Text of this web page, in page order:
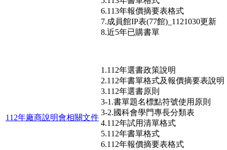
6.113年報價摘要表格式
7.成員館IP表(77館)_1121030更新
8.近5年已購書單
112年廠商說明會相關文件
1.112年選書政策說明
2.112年書單格式及報價摘要表說明
3.112年選書原則
3-1.書單題名標點符號使用原則
3-2.國科會學門專長分類表
4.112年試用清單格式
5.112年書單格式
6.112年報價摘要表格式